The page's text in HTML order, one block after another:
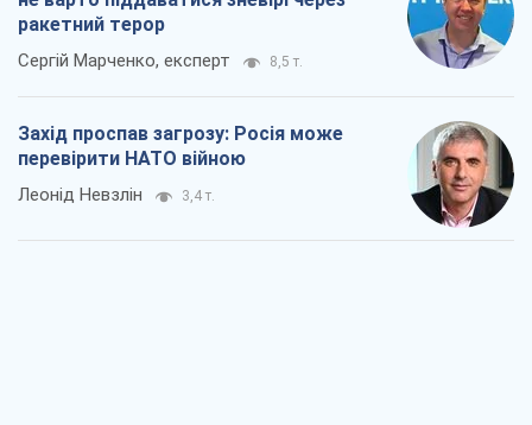
ракетний терор
Сергій Марченко, експерт 8,5 т.
Захід проспав загрозу: Росія може
перевірити НАТО війною
Леонід Невзлін 3,4 т.